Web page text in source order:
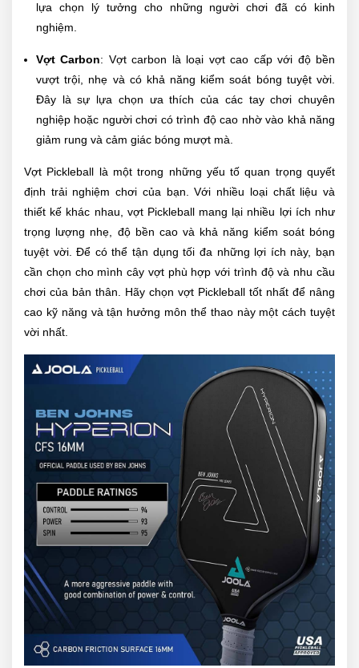
lựa chọn lý tưởng cho những người chơi đã có kinh
nghiệm.
Vợt Carbon: Vợt carbon là loại vợt cao cấp với độ bền
vượt trội, nhẹ và có khả năng kiểm soát bóng tuyệt vời.
Đây là sự lựa chọn ưa thích của các tay chơi chuyên
nghiệp hoặc người chơi có trình độ cao nhờ vào khả năng
giảm rung và cảm giác bóng mượt mà.
Vợt Pickleball là một trong những yếu tố quan trọng quyết
định trải nghiệm chơi của bạn. Với nhiều loại chất liệu và
thiết kế khác nhau, vợt Pickleball mang lại nhiều lợi ích như
trọng lượng nhẹ, độ bền cao và khả năng kiểm soát bóng
tuyệt vời. Để có thể tận dụng tối đa những lợi ích này, bạn
cần chọn cho mình cây vợt phù hợp với trình độ và nhu cầu
chơi của bản thân. Hãy chọn vợt Pickleball tốt nhất để nâng
cao kỹ năng và tận hưởng môn thể thao này một cách tuyệt
vời nhất.